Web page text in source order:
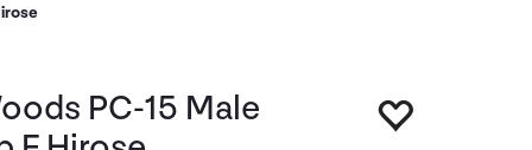
PC-15 Male